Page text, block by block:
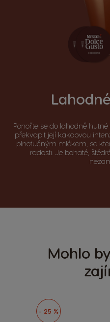
Ponořte se do lahodně
překvapit její kakaovou
plnotučným mlékem, se
radosti. Je bohaté,
Mohlo
- 25 %